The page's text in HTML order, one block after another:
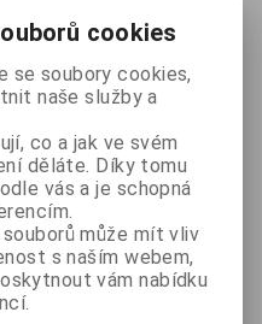
termotranfer,
Katalogové číslo:
SLP-
skladem
etiket, rozhraní USB
DPH:
cookies
se soubory cookies,
naše služby a
co a jak ve svém
děláte. Díky tomu
vás a je schopná
může mít vliv
s naším webem,
vám nabídku